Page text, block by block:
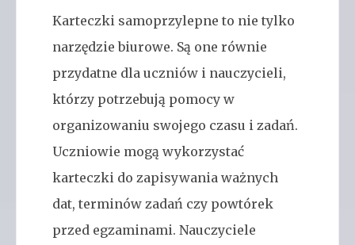
Karteczki samoprzylepne to nie tylko
narzędzie biurowe. Są one równie
przydatne dla uczniów i nauczycieli,
którzy potrzebują pomocy w
organizowaniu swojego czasu i zadań.
Uczniowie mogą wykorzystać
karteczki do zapisywania ważnych
dat, terminów zadań czy powtórek
przed egzaminami. Nauczyciele